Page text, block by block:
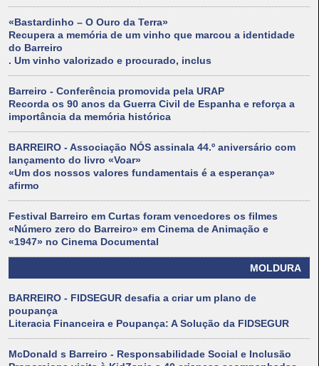
«Bastardinho – O Ouro da Terra»
Recupera a memória de um vinho que marcou a identidade
do Barreiro
. Um vinho valorizado e procurado, inclus
Barreiro - Conferência promovida pela URAP
Recorda os 90 anos da Guerra Civil de Espanha e reforça a
importância da memória histórica
BARREIRO - Associação NÓS assinala 44.º aniversário com
lançamento do livro «Voar»
«Um dos nossos valores fundamentais é a esperança»
afirmo
Festival Barreiro em Curtas foram vencedores os filmes
«Número zero do Barreiro» em Cinema de Animação e
«1947» no Cinema Documental
MOLDURA
BARREIRO - FIDSEGUR desafia a criar um plano de
poupança
Literacia Financeira e Poupança: A Solução da FIDSEGUR
McDonald s Barreiro - Responsabilidade Social e Inclusão